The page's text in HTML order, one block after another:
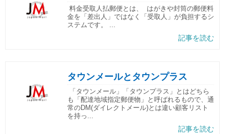
料金受取人払郵便とは、 はがきや封筒の郵便料
金を「差出人」ではなく「受取人」が負担するシ
ステムです。 ...
記事を読む
タウンメールとタウンプラス
「タウンメール」「タウンプラス」とはどちら
も「配達地域指定郵便物」と呼ばれるもので、通
常のDM(ダイレクトメール)とは違い顧客リスト
を持っ...
記事を読む